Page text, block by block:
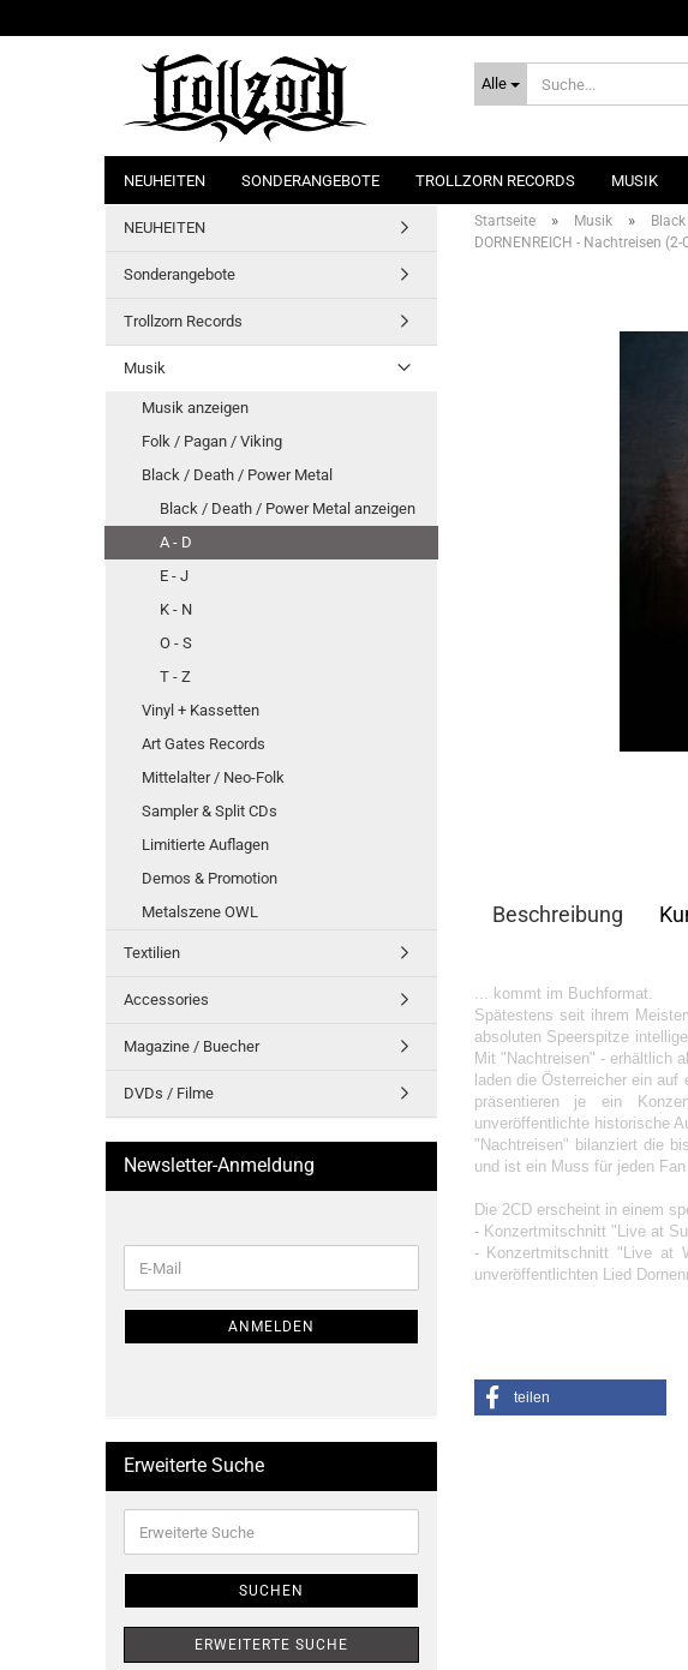
Alle
NEUHEITEN SONDERANGEBOTE TROLLZORN RECORDS MUSIK
Startseite » Musik »
DORNENREICH - Nachtreisen (2-
Beschreibung
... kommt im Buchformat.
Spätestens seit ihrem
absoluten Speerspitze
Mit "Nachtreisen" - erhältlich
laden die Österreicher ein
präsentieren je ein
unveröffentlichte historische
"Nachtreisen" bilanziert die
und ist ein Muss für jeden
Die 2CD erscheint in einem
- Konzertmitschnitt "Live at
- Konzertmitschnitt "Live at
unveröffentlichten Lied
teilen
NEUHEITEN
Sonderangebote
Trollzorn Records
Musik
Musik anzeigen
Folk / Pagan / Viking
Black / Death / Power Metal
Black / Death / Power Metal anzeigen
A - D
E - J
K - N
O - S
T - Z
Vinyl + Kassetten
Art Gates Records
Mittelalter / Neo-Folk
Sampler & Split CDs
Limitierte Auflagen
Demos & Promotion
Metalszene OWL
Textilien
Accessories
Magazine / Buecher
DVDs / Filme
Newsletter-Anmeldung
ZUR
E-
Mail
ANMELDEN
Erweiterte Suche
Suche
SUCHEN
ERWEITERTE SUCHE